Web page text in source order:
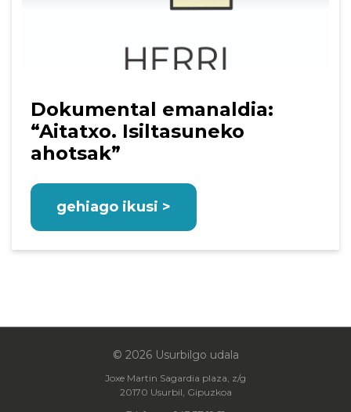
Dokumental emanaldia:
“Aitatxo. Isiltasuneko
ahotsak”
gehiago ikusi >
© 2026 Usurbilgo udala
Joxe Martin Sagardia plaza, z/g
20170 Usurbil, Gipuzkoa